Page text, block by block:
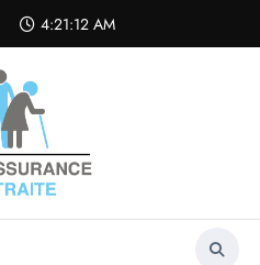
4:21:12 AM